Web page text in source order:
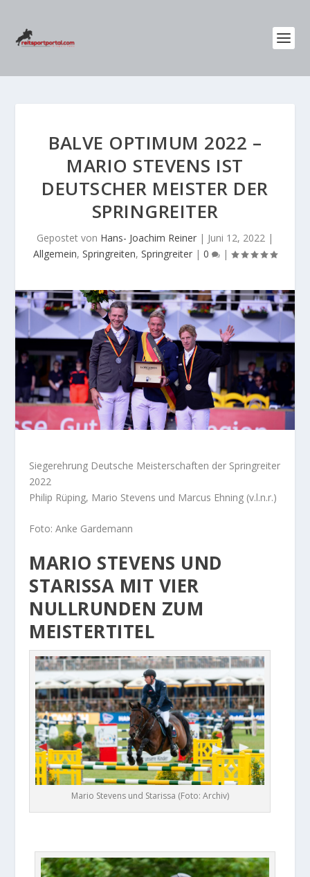
BALVE OPTIMUM 2022 –
MARIO STEVENS IST
DEUTSCHER MEISTER DER
SPRINGREITER
Gepostet von Hans- Joachim Reiner | Juni 12, 2022 |
Allgemein, Springreiten, Springreiter | 0 |
Siegerehrung Deutsche Meisterschaften der Springreiter
2022
Philip Rüping, Mario Stevens und Marcus Ehning (v.l.n.r.)
Foto: Anke Gardemann
MARIO STEVENS UND
STARISSA MIT VIER
NULLRUNDEN ZUM
MEISTERTITEL
Mario Stevens und Starissa (Foto: Archiv)